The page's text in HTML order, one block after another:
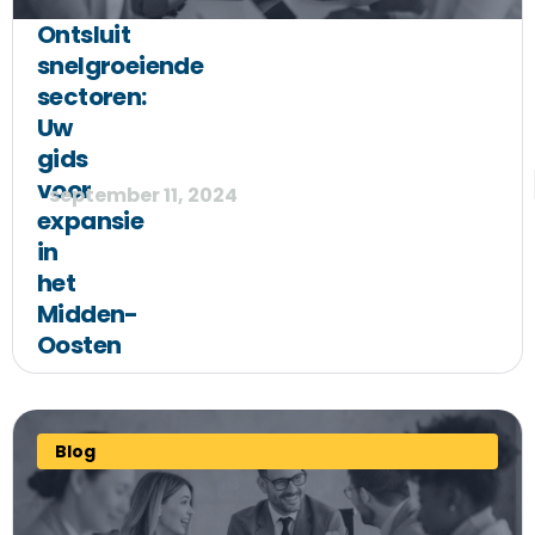
Ontsluit
snelgroeiende
sectoren:
Uw
gids
voor
expansie
in
het
Midden-
Oosten
september 11, 2024
Blog